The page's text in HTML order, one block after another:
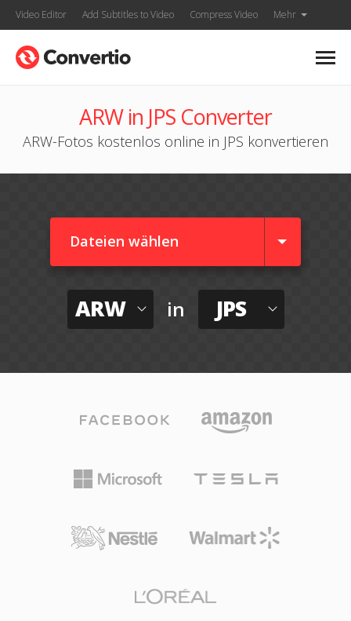
Video Editor Add Subtitles to Video Compress Video Mehr
ARW in JPS Converter
ARW-Fotos kostenlos online in JPS konvertieren
Dateien wählen
ARW in JPS